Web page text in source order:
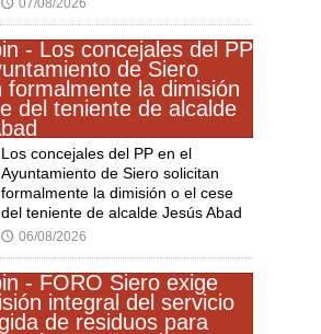
🕔
Los concejales del PP en el
Ayuntamiento de Siero solicitan
formalmente la dimisión o el cese
del teniente de alcalde Jesús Abad
🕔 06/08/2026